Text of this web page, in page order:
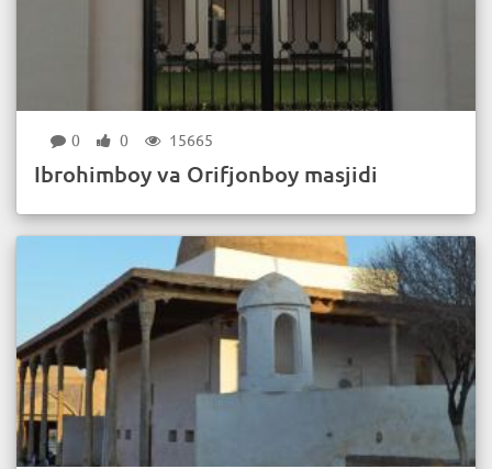
0 0 15665
Ibrohimboy va Orifjonboy masjidi